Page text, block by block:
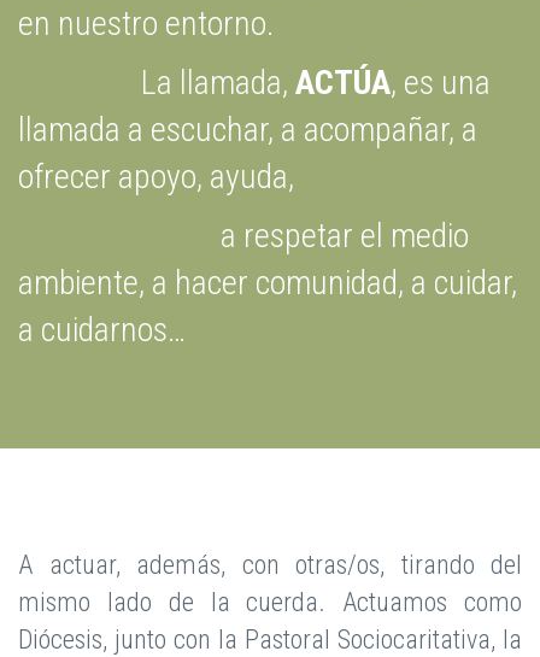
en nuestro entorno.
La llamada, ACTÚA, es una
llamada a escuchar, a acompañar, a
ofrecer apoyo, ayuda,
a respetar el medio
ambiente, a hacer comunidad, a cuidar,
a cuidarnos…
A actuar, además, con otras/os, tirando del
mismo lado de la cuerda. Actuamos como
Diócesis, junto con la Pastoral Sociocaritativa, la